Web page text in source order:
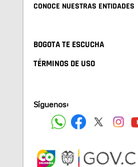
CONOCE NUESTRAS ENTIDADES
BOGOTA TE ESCUCHA
TÉRMINOS DE USO
Síguenos: